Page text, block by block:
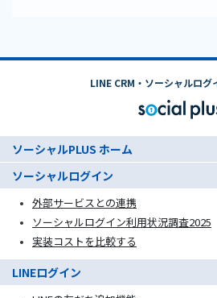
LINE CRM・ソーシャルログ
ソーシャルPLUS ホーム
ソーシャルログイン
外部サービスとの連携
ソーシャルログイン利用状況調査2025
実装コストを比較する
LINEログイン